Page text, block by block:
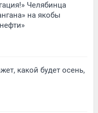
Челябинца
на якобы
какой будет осень,